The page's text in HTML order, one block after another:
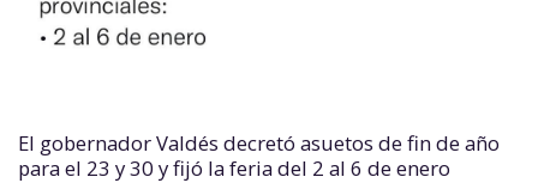
El gobernador Valdés decretó asuetos de fin de año
para el 23 y 30 y fijó la feria del 2 al 6 de enero